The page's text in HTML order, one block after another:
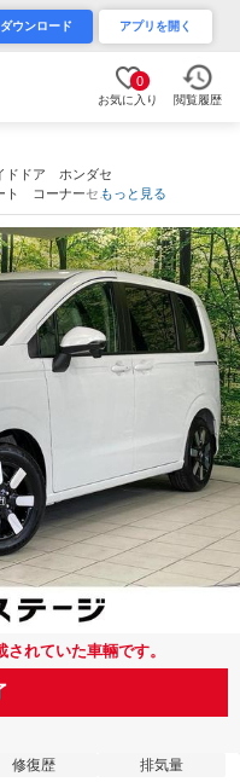
ダウンロード アプリを開く
0
お気に入り 閲覧履歴
ドドア ホンダセ
ト コーナーセン
５インチアル
もっと見る
れていた車輛です。
修復歴 排気量